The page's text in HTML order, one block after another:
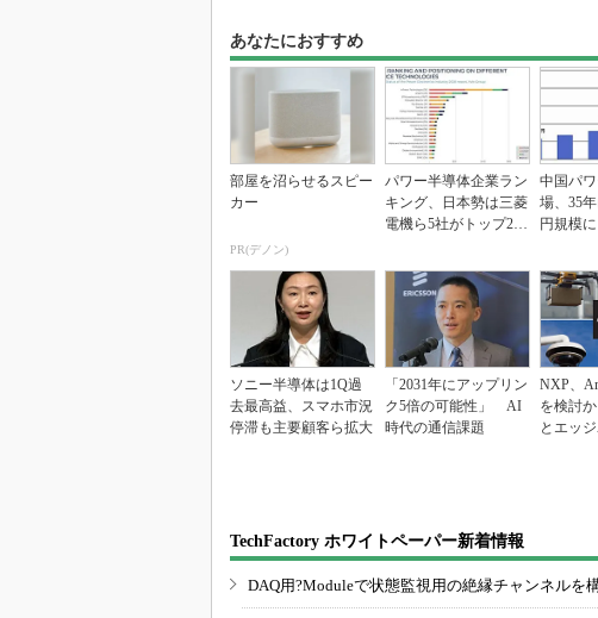
あなたにおすすめ
部屋を沼らせるスピー
カー
PR(デノン)
パワー半導体企業ラン
キング、日本勢は三菱
電機ら5社がトップ20
中国パ
場、35
円規模
ソニー半導体は1Q過
去最高益、スマホ市況
停滞も主要顧客ら拡大
「2031年にアップリン
ク5倍の可能性」 AI
時代の通信課題
NXP、
を検討
とエッ
TechFactory ホワイトペーパー新着情報
DAQ用?Moduleで状態監視用の絶縁チャンネルを